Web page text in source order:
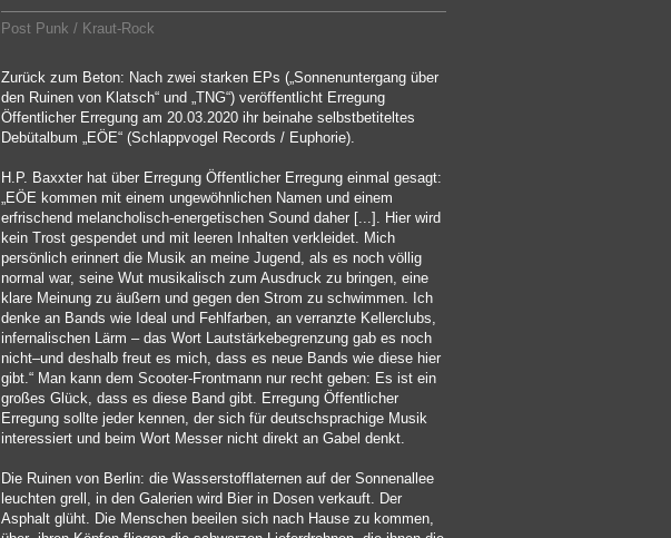
Post Punk / Kraut-Rock
Zurück zum Beton: Nach zwei starken EPs („Sonnenuntergang über
den Ruinen von Klatsch“ und „TNG“) veröffentlicht Erregung
Öffentlicher Erregung am 20.03.2020 ihr beinahe selbstbetiteltes
Debütalbum „EÖE“ (Schlappvogel Records / Euphorie).
H.P. Baxxter hat über Erregung Öffentlicher Erregung einmal gesagt:
„EÖE kommen mit einem ungewöhnlichen Namen und einem
erfrischend melancholisch-energetischen Sound daher [...]. Hier wird
kein Trost gespendet und mit leeren Inhalten verkleidet. Mich
persönlich erinnert die Musik an meine Jugend, als es noch völlig
normal war, seine Wut musikalisch zum Ausdruck zu bringen, eine
klare Meinung zu äußern und gegen den Strom zu schwimmen. Ich
denke an Bands wie Ideal und Fehlfarben, an verranzte Kellerclubs,
infernalischen Lärm – das Wort Lautstärkebegrenzung gab es noch
nicht–und deshalb freut es mich, dass es neue Bands wie diese hier
gibt.“ Man kann dem Scooter-Frontmann nur recht geben: Es ist ein
großes Glück, dass es diese Band gibt. Erregung Öffentlicher
Erregung sollte jeder kennen, der sich für deutschsprachige Musik
interessiert und beim Wort Messer nicht direkt an Gabel denkt.
Die Ruinen von Berlin: die Wasserstofflaternen auf der Sonnenallee
leuchten grell, in den Galerien wird Bier in Dosen verkauft. Der
Asphalt glüht. Die Menschen beeilen sich nach Hause zu kommen,